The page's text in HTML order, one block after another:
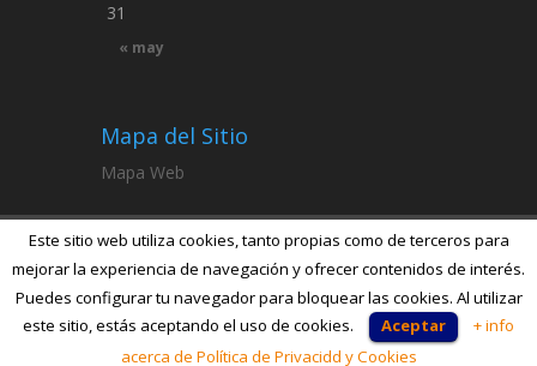
Este sitio web utiliza cookies, tanto propias como de terceros para
mejorar la experiencia de navegación y ofrecer contenidos de interés.
Puedes configurar tu navegador para bloquear las cookies. Al utilizar
este sitio, estás aceptando el uso de cookies.
Aceptar
+ info
acerca de Política de Privacidd y Cookies
« may
31
Mapa del Sitio
Mapa Web
Diseñado porDimprès| Desarrollado por
Dimprès
| Para Combinaline,S.L.